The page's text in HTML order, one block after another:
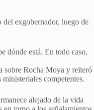
del exgobernador, luego de
dónde está. En todo caso,
sobre Rocha Moya y reiteró
competentes.
alejado de la vida